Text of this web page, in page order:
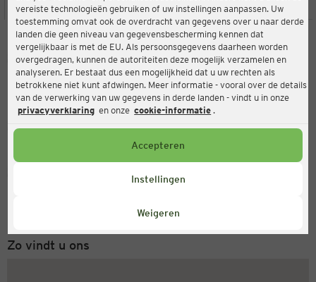
vereiste technologieën gebruiken of uw instellingen aanpassen. Uw
toestemming omvat ook de overdracht van gegevens over u naar derde
landen die geen niveau van gegevensbescherming kennen dat
vergelijkbaar is met de EU. Als persoonsgegevens daarheen worden
overgedragen, kunnen de autoriteiten deze mogelijk verzamelen en
analyseren. Er bestaat dus een mogelijkheid dat u uw rechten als
betrokkene niet kunt afdwingen. Meer informatie - vooral over de details
van de verwerking van uw gegevens in derde landen - vindt u in onze
privacyverklaring en onze cookie-informatie .
Accepteren
Instellingen
Weigeren
LOCATIE SERVICES ASSORTIMENT ACTIES
Ernsting's family
Wolfgang-Brumme-Allee 27, 71034 Böblingen
Gesloten
Servicenummer
Maandag tot vrijdag 8-18 uur
Zo vindt u ons